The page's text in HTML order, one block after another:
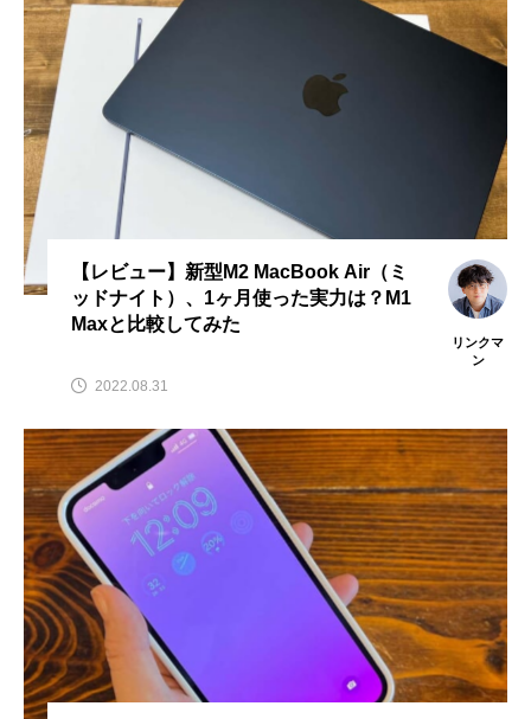
【レビュー】新型M2 MacBook Air（ミ
ッドナイト）、1ヶ月使った実力は？M1
Maxと比較してみた
リンクマ
ン
2022.08.31